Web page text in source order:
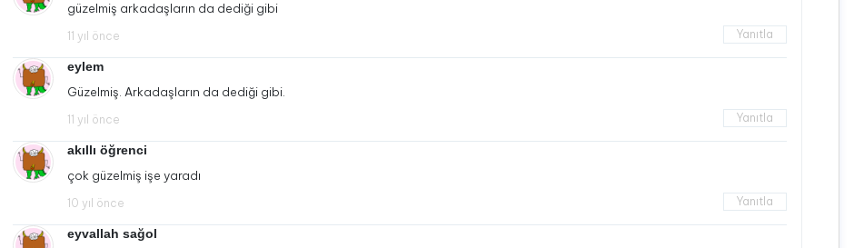
güzelmiş arkadaşların da dediği gibi
11 yıl önce Yanıtla
eylem
Güzelmiş. Arkadaşların da dediği gibi.
11 yıl önce Yanıtla
akıllı öğrenci
çok güzelmiş işe yaradı
10 yıl önce Yanıtla
eyvallah sağol